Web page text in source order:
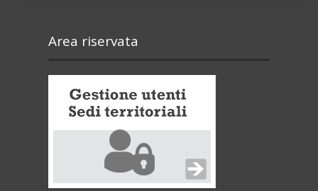
Area riservata